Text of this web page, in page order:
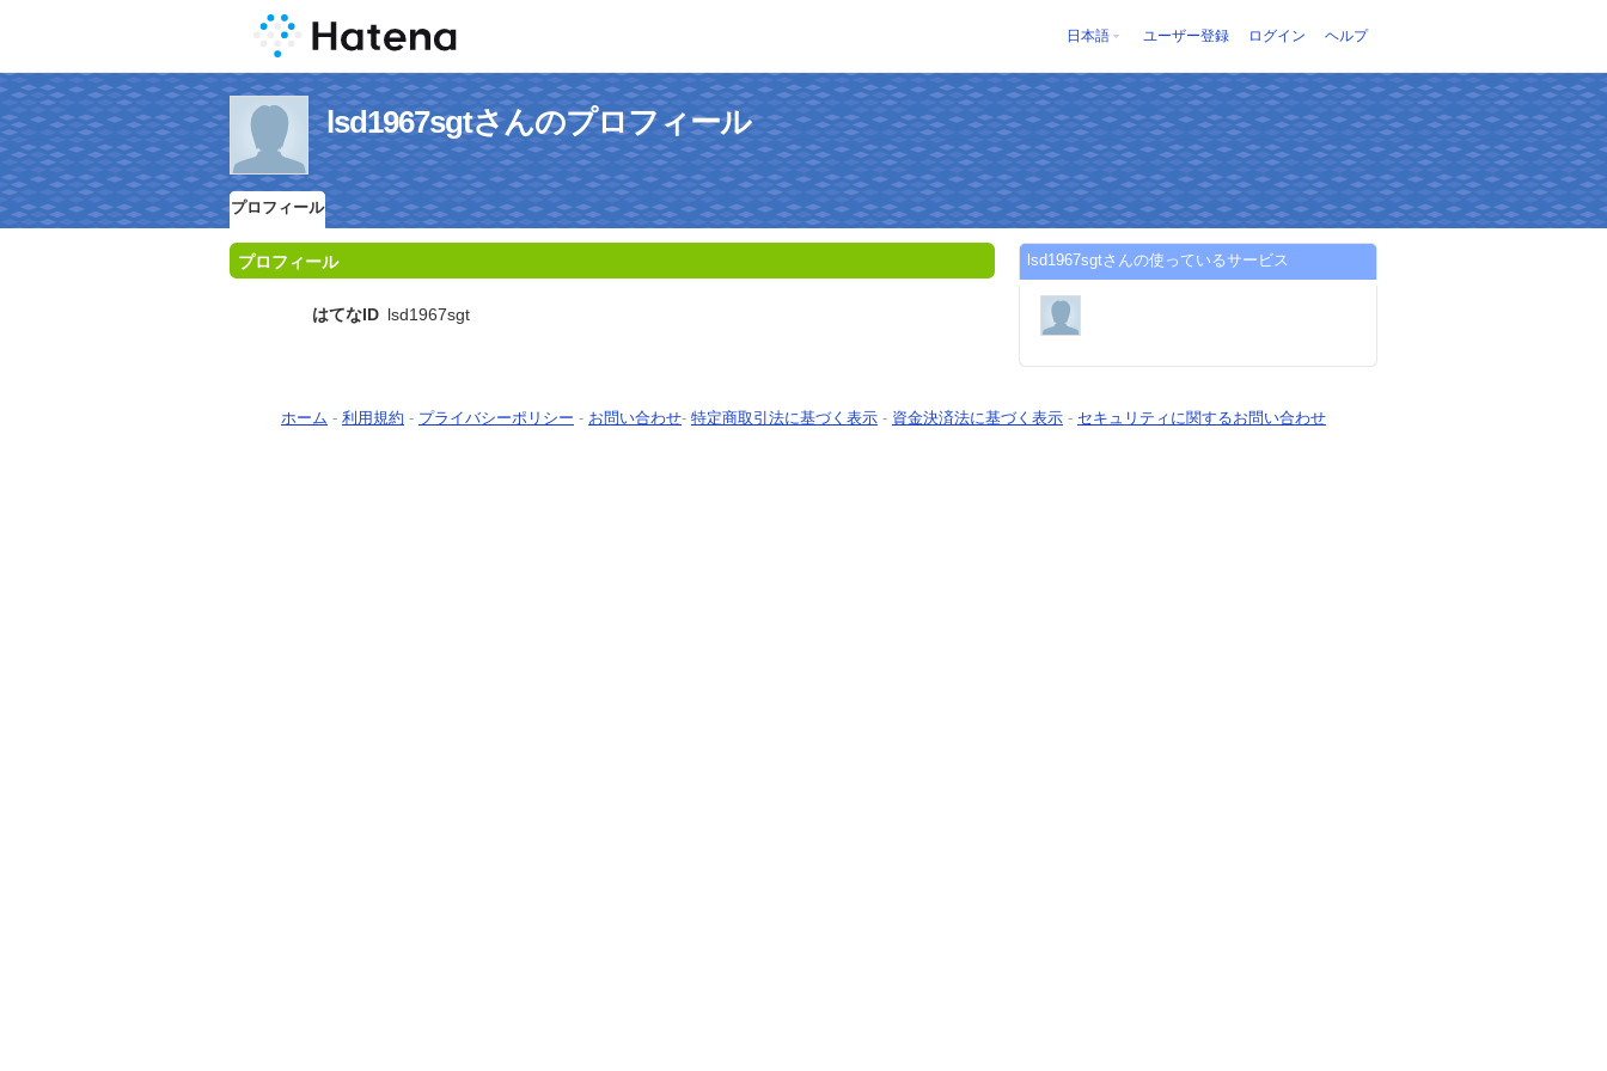
日本語 ユーザー登録 ログイン ヘルプ
lsd1967sgtさんのプロフィール
プロフィール
プロフィール
はてなID lsd1967sgt
lsd1967sgtさんの使っているサービス
ホーム - 利用規約 - プライバシーポリシー - お問い合わせ- 特定商取引法に基づく表示 - 資金決済法に基づく表示 - セキュリティに関するお問い合わせ